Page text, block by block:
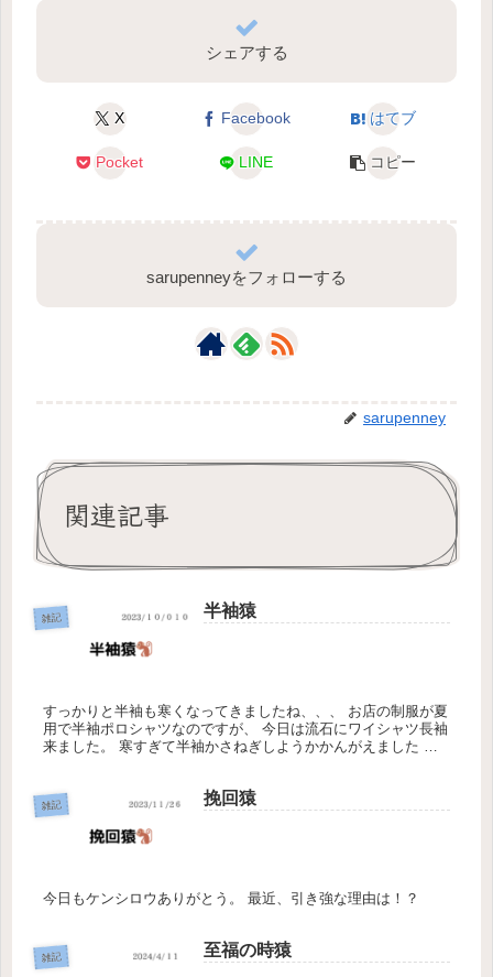
シェアする
X Facebook はてブ
Pocket LINE コピー
sarupenneyをフォローする
sarupenney
関連記事
雑記 半袖猿
すっかりと半袖も寒くなってきましたね、、、 お店の制服が夏
用で半袖ポロシャツなのですが、 今日は流石にワイシャツ長袖
来ました。 寒すぎて半袖かさねぎしようかかんがえました ほ
雑記 挽回猿
今日もケンシロウありがとう。 最近、引き強な理由は！？
雑記 至福の時猿